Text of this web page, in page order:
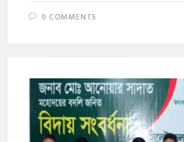
0 COMMENTS